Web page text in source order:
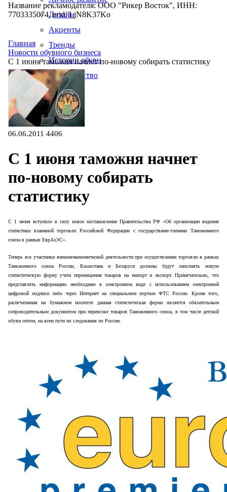
Дизайн
Акценты
Тренды
Истории обуви
Производство
Название рекламодателя: ООО "Рикер Восток", ИНН:
7703335074, erid: LjN8K37Ko
Главная
Новости обувного бизнеса
С 1 июня таможня начнет по-новому собирать статистику
06.06.2011 4406
С 1 июня таможня начнет
по-новому собирать
статистику
С 1 июня вступило в силу новое постановление Правительства РФ «Об организации ведения
статистики взаимной торговли Российской Федерации с государствами-членами Таможенного
союза в рамках ЕврАзЭС».
Теперь все участники внешнеэкономической деятельности при осуществлении торговли в рамках
Таможенного союза России, Казахстана и Беларуси должны будут заполнять новую
статистическую форму учета перемещения товаров на импорт и экспорт. Примечательно, что
представлять информацию необходимо в электронном виде с использованием электронной
цифровой подписи либо через Интернет на специальном портале ФТС России. Кроме того,
распечатанная на бумажном носителе данная статистическая форма является обязательным
сопроводительным документом при перевозке товаров Таможенного союза, в том числе детской
обуви оптом, на всем пути их следования по России.